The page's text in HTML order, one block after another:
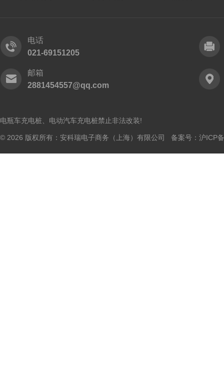
电话
021-69151205
邮箱
2881454557@qq.com
电瓶车充电桩、电动汽车充电桩禁止非法改装!
© 2026 版权所有：安科瑞电子商务（上海）有限公司 备案号： 沪ICP